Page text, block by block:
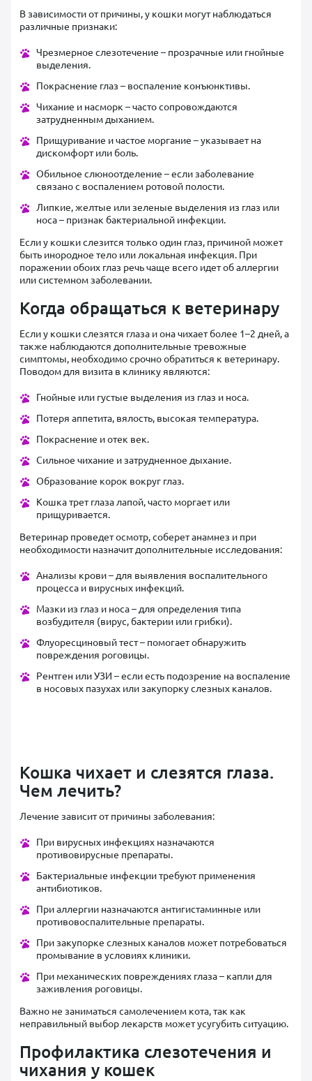
В зависимости от причины, у кошки могут наблюдаться
различные признаки:
Чрезмерное слезотечение – прозрачные или гнойные
выделения.
Покраснение глаз – воспаление конъюнктивы.
Чихание и насморк – часто сопровождаются
затрудненным дыханием.
Прищуривание и частое моргание – указывает на
дискомфорт или боль.
Обильное слюноотделение – если заболевание
связано с воспалением ротовой полости.
Липкие, желтые или зеленые выделения из глаз или
носа – признак бактериальной инфекции.
Если у кошки слезится только один глаз, причиной может
быть инородное тело или локальная инфекция. При
поражении обоих глаз речь чаще всего идет об аллергии
или системном заболевании.
Когда обращаться к ветеринару
Если у кошки слезятся глаза и она чихает более 1–2 дней, а
также наблюдаются дополнительные тревожные
симптомы, необходимо срочно обратиться к ветеринару.
Поводом для визита в клинику являются:
Гнойные или густые выделения из глаз и носа.
Потеря аппетита, вялость, высокая температура.
Покраснение и отек век.
Сильное чихание и затрудненное дыхание.
Образование корок вокруг глаз.
Кошка трет глаза лапой, часто моргает или
прищуривается.
Ветеринар проведет осмотр, соберет анамнез и при
необходимости назначит дополнительные исследования:
Анализы крови – для выявления воспалительного
процесса и вирусных инфекций.
Мазки из глаз и носа – для определения типа
возбудителя (вирус, бактерии или грибки).
Флуоресциновый тест – помогает обнаружить
повреждения роговицы.
Рентген или УЗИ – если есть подозрение на воспаление
в носовых пазухах или закупорку слезных каналов.
Кошка чихает и слезятся глаза.
Чем лечить?
Лечение зависит от причины заболевания:
При вирусных инфекциях назначаются
противовирусные препараты.
Бактериальные инфекции требуют применения
антибиотиков.
При аллергии назначаются антигистаминные или
противовоспалительные препараты.
При закупорке слезных каналов может потребоваться
промывание в условиях клиники.
При механических повреждениях глаза – капли для
заживления роговицы.
Важно не заниматься самолечением кота, так как
неправильный выбор лекарств может усугубить ситуацию.
Профилактика слезотечения и
чихания у кошек